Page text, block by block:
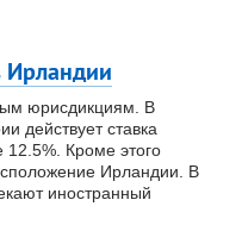
Ирландии
юрисдикциям. В
действует ставка
12.5%. Кроме этого
Ирландии. В
иностранный